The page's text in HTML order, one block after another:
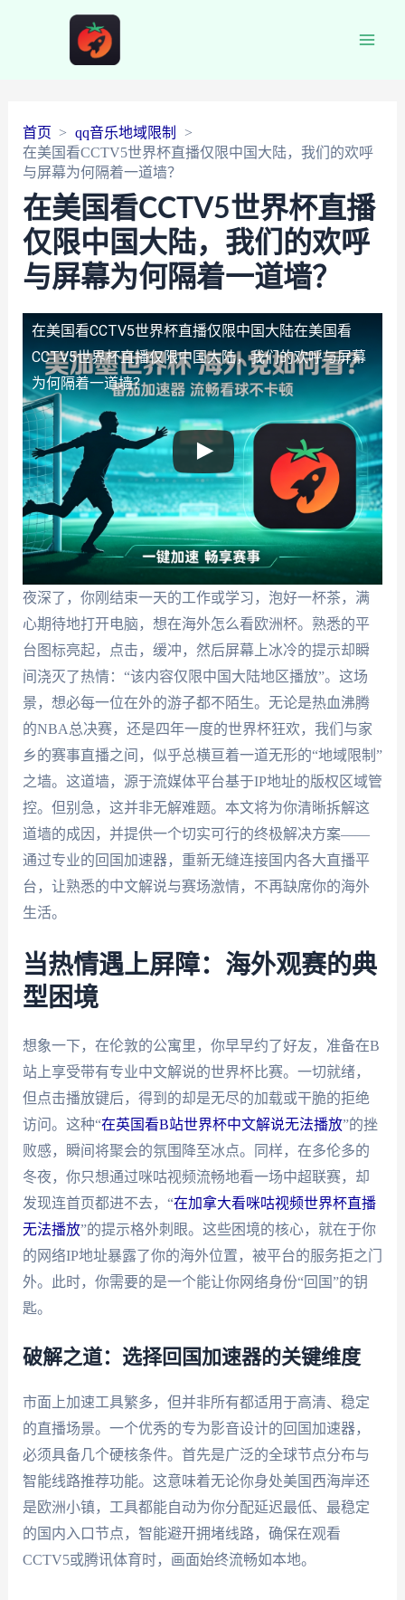
首页
qq音乐地域限制
在美国看CCTV5世界杯直播仅限中国大陆，我们的欢呼
与屏幕为何隔着一道墙？
在美国看CCTV5世界杯直播
仅限中国大陆，我们的欢呼
与屏幕为何隔着一道墙？
在美国看CCTV5世界杯直播仅限中国大陆在美国看
CCTV5世界杯直播仅限中国大陆，我们的欢呼与屏幕
为何隔着一道墙？
夜深了，你刚结束一天的工作或学习，泡好一杯茶，满
心期待地打开电脑，想在海外怎么看欧洲杯。熟悉的平
台图标亮起，点击，缓冲，然后屏幕上冰冷的提示却瞬
间浇灭了热情：“该内容仅限中国大陆地区播放”。这场
景，想必每一位在外的游子都不陌生。无论是热血沸腾
的NBA总决赛，还是四年一度的世界杯狂欢，我们与家
乡的赛事直播之间，似乎总横亘着一道无形的“地域限制”
之墙。这道墙，源于流媒体平台基于IP地址的版权区域管
控。但别急，这并非无解难题。本文将为你清晰拆解这
道墙的成因，并提供一个切实可行的终极解决方案——
通过专业的回国加速器，重新无缝连接国内各大直播平
台，让熟悉的中文解说与赛场激情，不再缺席你的海外
生活。
当热情遇上屏障：海外观赛的典
型困境
想象一下，在伦敦的公寓里，你早早约了好友，准备在B
站上享受带有专业中文解说的世界杯比赛。一切就绪，
但点击播放键后，得到的却是无尽的加载或干脆的拒绝
访问。这种“在英国看B站世界杯中文解说无法播放”的挫
败感，瞬间将聚会的氛围降至冰点。同样，在多伦多的
冬夜，你只想通过咪咕视频流畅地看一场中超联赛，却
发现连首页都进不去，“在加拿大看咪咕视频世界杯直播
无法播放”的提示格外刺眼。这些困境的核心，就在于你
的网络IP地址暴露了你的海外位置，被平台的服务拒之门
外。此时，你需要的是一个能让你网络身份“回国”的钥
匙。
破解之道：选择回国加速器的关键维度
市面上加速工具繁多，但并非所有都适用于高清、稳定
的直播场景。一个优秀的专为影音设计的回国加速器，
必须具备几个硬核条件。首先是广泛的全球节点分布与
智能线路推荐功能。这意味着无论你身处美国西海岸还
是欧洲小镇，工具都能自动为你分配延迟最低、最稳定
的国内入口节点，智能避开拥堵线路，确保在观看
CCTV5或腾讯体育时，画面始终流畅如本地。